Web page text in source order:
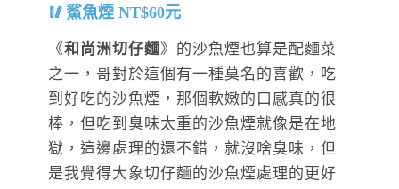
鯊魚煙 NT$60元
《和尚洲切仔麵》的沙魚煙也算是配麵菜
之一，哥對於這個有一種莫名的喜歡，吃
到好吃的沙魚煙，那個軟嫩的口感真的很
棒，但吃到臭味太重的沙魚煙就像是在地
獄，這邊處理的還不錯，就沒啥臭味，但
是我覺得大象切仔麵的沙魚煙處理的更好